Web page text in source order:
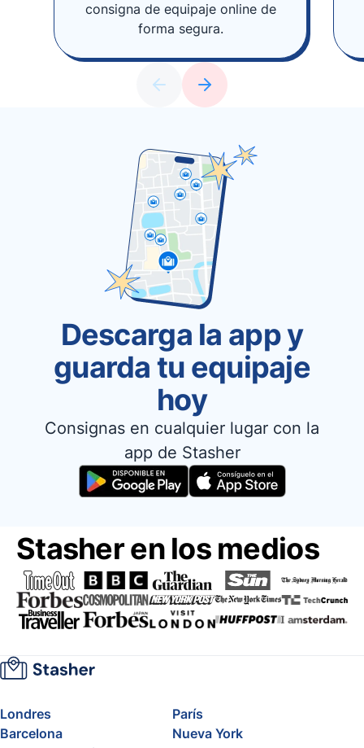
consigna de equipaje online de
forma segura.
Descarga la app y
guarda tu equipaje
hoy
Consignas en cualquier lugar con la
app de Stasher
Stasher en los medios
Londres
París
Barcelona
Nueva York